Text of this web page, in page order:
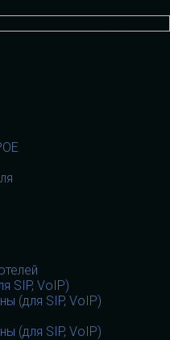
SIP, VoIP)
(для SIP, VoIP)
(для SIP, VoIP)